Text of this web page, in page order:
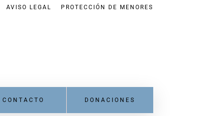
AVISO LEGAL PROTECCIÓN DE MENORES
CONTACTO DONACIONES